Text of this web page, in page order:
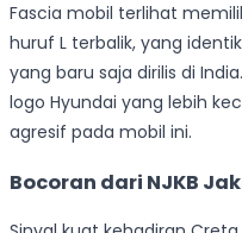
Fascia mobil terlihat
huruf L terbalik, yang
yang baru saja dirilis di
logo Hyundai yang lebih
agresif pada mobil ini.
Bocoran dari NJKB